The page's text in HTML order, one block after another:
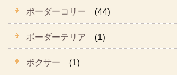
ボーダーコリー (44)
ボーダーテリア (1)
ボクサー (1)